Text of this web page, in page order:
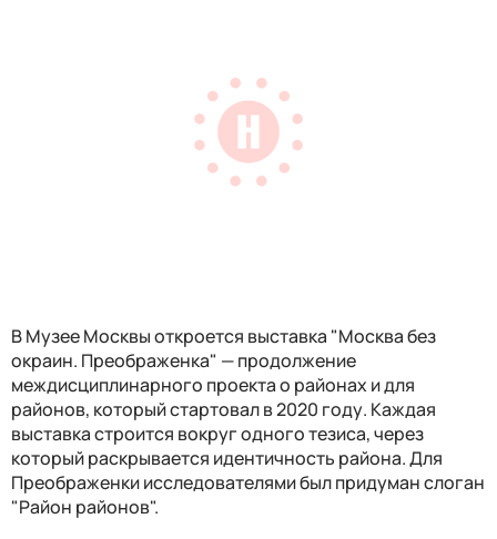
В Музее Москвы откроется выставка "Москва без
окраин. Преображенка" — продолжение
междисциплинарного проекта о районах и для
районов, который стартовал в 2020 году. Каждая
выставка строится вокруг одного тезиса, через
который раскрывается идентичность района. Для
Преображенки исследователями был придуман слоган
"Район районов".